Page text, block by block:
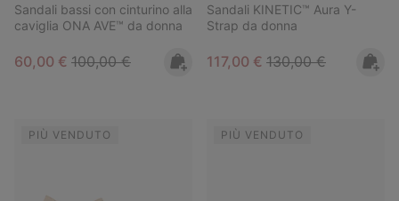
Sandali bassi con cinturino alla
caviglia ONA AVE™ da donna
Sale price:
60,00 € Regular price:
100,00 €
Sandali KINETIC™ Aura Y-
Strap da donna
Sale price:
117,00 € Regular price:
130,00 €
PIÙ VENDUTO PIÙ VENDUTO